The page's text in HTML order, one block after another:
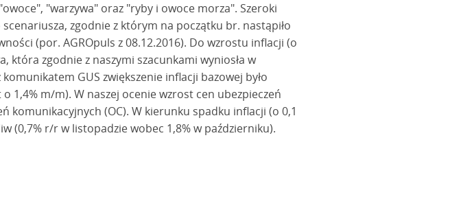
"warzywa" oraz "ryby i owoce morza". Szeroki
zgodnie z którym na początku br. nastąpiło
(por. AGROpuls z 08.12.2016). Do wzrostu inflacji (o
która zgodnie z naszymi szacunkami wyniosła w
GUS zwiększenie inflacji bazowej było
1,4% m/m). W naszej ocenie wzrost cen ubezpieczeń
komunikacyjnych (OC). W kierunku spadku inflacji (o 0,1
(0,7% r/r w listopadzie wobec 1,8% w październiku).